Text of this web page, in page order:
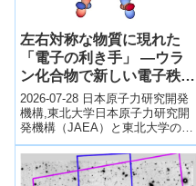
左右対称な物質に現れた
「電子の利き手」 ―ウラ
ン化合物で新しい電子秩序
を発見―
2026-07-28 日本原子力研究開発
機構,東北大学日本原子力研究開
発機構（JAEA）と東北大学の共
同研究グループは、結晶構造が
左右対称であるにもかかわら
ず、...